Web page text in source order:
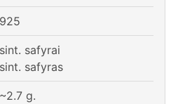
925
sint. safyrai
sint. safyras
~2.7 g.